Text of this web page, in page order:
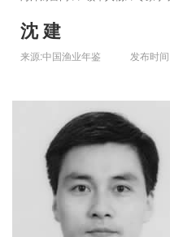
沈 建
来源:中国渔业年鉴 发布时间